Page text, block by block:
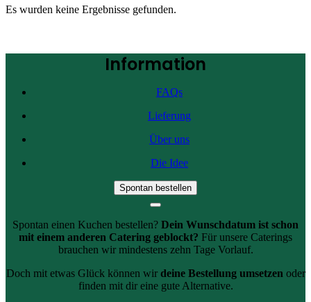
Es wurden keine Ergebnisse gefunden.
Information
FAQs
Lieferung
Über uns
Die Idee
Spontan bestellen
Spontan einen Kuchen bestellen? Dein Wunschdatum ist schon
mit einem anderen Catering geblockt? Für unsere Caterings
brauchen wir mindestens zehn Tage Vorlauf.
Doch mit etwas Glück können wirdeine Bestellung umsetzen oder
finden mit dir eine gute Alternative.